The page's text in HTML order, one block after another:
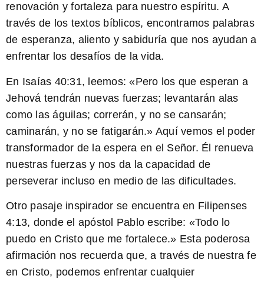
renovación y fortaleza para nuestro espíritu. A
través de los textos bíblicos, encontramos palabras
de esperanza, aliento y sabiduría que nos ayudan a
enfrentar los desafíos de la vida.
En Isaías 40:31, leemos: «Pero los que esperan a
Jehová tendrán nuevas fuerzas; levantarán alas
como las águilas; correrán, y no se cansarán;
caminarán, y no se fatigarán.» Aquí vemos el poder
transformador de la espera en el Señor. Él renueva
nuestras fuerzas y nos da la capacidad de
perseverar incluso en medio de las dificultades.
Otro pasaje inspirador se encuentra en Filipenses
4:13, donde el apóstol Pablo escribe: «Todo lo
puedo en Cristo que me fortalece.» Esta poderosa
afirmación nos recuerda que, a través de nuestra fe
en Cristo, podemos enfrentar cualquier